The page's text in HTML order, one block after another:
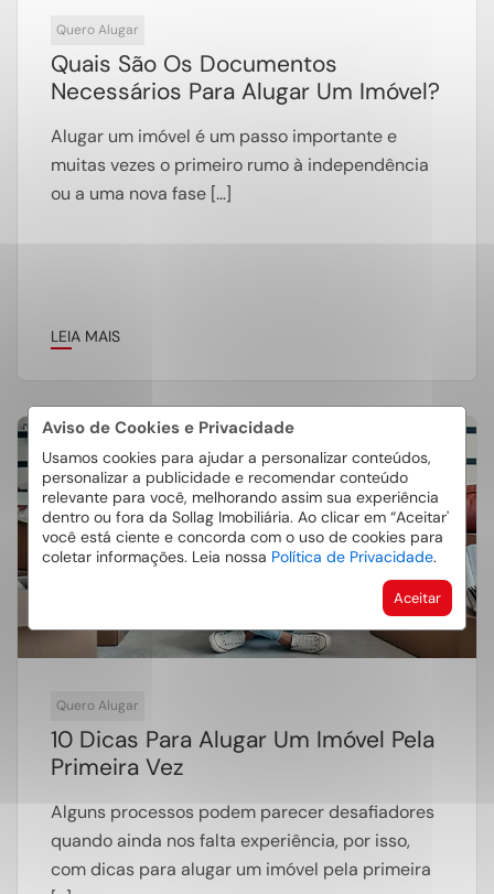
Aviso de Cookies e Privacidade
Usamos cookies para ajudar a personalizar conteúdos,
personalizar a publicidade e recomendar conteúdo
relevante para você, melhorando assim sua experiência
dentro ou fora da Sollag Imobiliária. Ao clicar em “Aceitar'
você está ciente e concorda com o uso de cookies para
coletar informações. Leia nossa Política de Privacidade.
Aceitar
Quero Alugar
Quais São Os Documentos
Necessários Para Alugar Um Imóvel?
Alugar um imóvel é um passo importante e
muitas vezes o primeiro rumo à independência
ou a uma nova fase […]
LEIA MAIS
15
Jul
Quero Alugar
10 Dicas Para Alugar Um Imóvel Pela
Primeira Vez
Alguns processos podem parecer desafiadores
quando ainda nos falta experiência, por isso,
com dicas para alugar um imóvel pela primeira